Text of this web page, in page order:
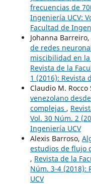
frecuencias de
Ingeniería UCV:
Facultad de
Johanna
de redes
miscibilidad en
Revista de la
1 (2016): Revista
Claudio M. Rocco
venezolano
complejas ,
Vol. 30 Núm. 2
Ingeniería UCV
Alexis Barroso,
estudios de flujo
, Revista de la
Núm. 3-4 (2018):
UCV